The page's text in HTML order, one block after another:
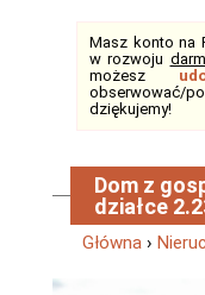
Masz konto na
w rozwoju
możesz
obserwować/
dziękujemy!
Dom z
działce
Główna ›